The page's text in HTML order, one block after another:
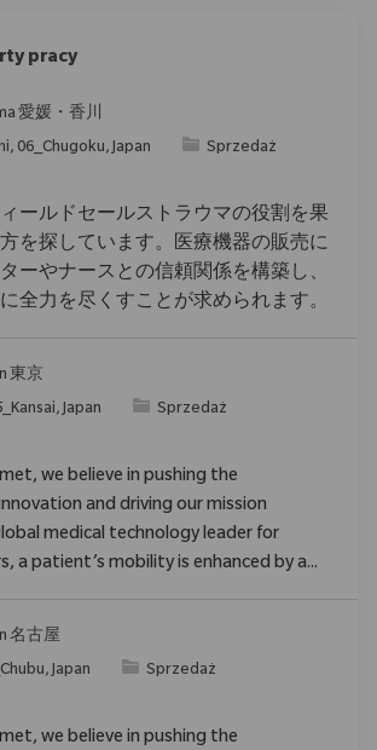
pracy
愛媛・香川
06_Chugoku, Japan Category
Sprzedaż
ールドセールストラウマの役割を果
を探しています。医療機器の販売に
ーやナースとの信頼関係を構築し、
全力を尽くすことが求められます。
東京
Japan Category
Sprzedaż
we believe in pushing the
and driving our mission
medical technology leader for
a patient’s mobility is enhanced by a...
名古屋
Japan Category
Sprzedaż
we believe in pushing the